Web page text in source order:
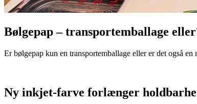
Bølgepap – transportemballage
Er bølgepap kun en transportemballage eller er det også en
Ny inkjet-farve forlænger